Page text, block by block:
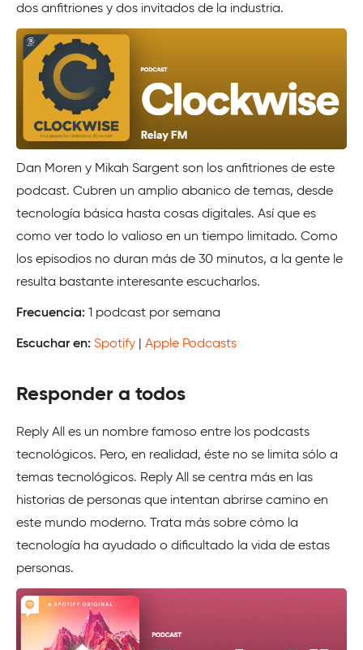
dos anfitriones y dos invitados de la industria.
Dan Moren y Mikah Sargent son los anfitriones de este
podcast. Cubren un amplio abanico de temas, desde
tecnología básica hasta cosas digitales. Así que es
como ver todo lo valioso en un tiempo limitado. Como
los episodios no duran más de 30 minutos, a la gente le
resulta bastante interesante escucharlos.
Frecuencia: 1 podcast por semana
Escuchar en: Spotify Apple Podcasts
Responder a todos
Reply All es un nombre famoso entre los podcasts
tecnológicos. Pero, en realidad, éste no se limita sólo a
temas tecnológicos. Reply All se centra más en las
historias de personas que intentan abrirse camino en
este mundo moderno. Trata más sobre cómo la
tecnología ha ayudado o dificultado la vida de estas
personas.